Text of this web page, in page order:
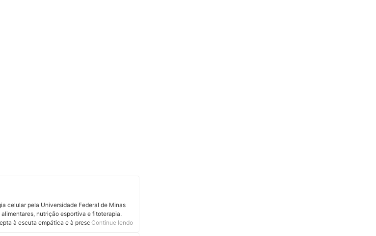
celular pela Universidade Federal de Minas
nutrição esportiva e fitoterapia.
à escuta empática e à prescrição deContinue lendo